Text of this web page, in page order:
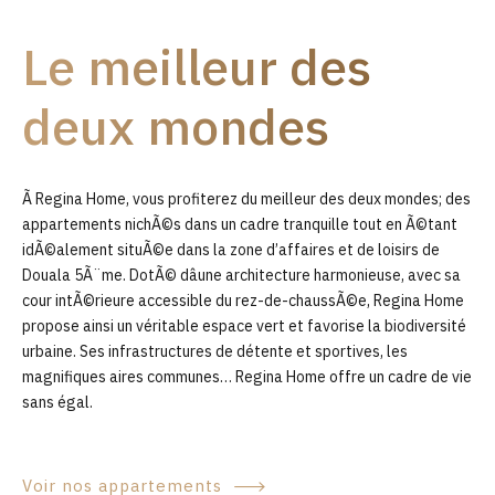
0
Le meilleur des
deux mondes
Ã Regina Home, vous profiterez du meilleur des deux mondes; des
appartements nichÃ©s dans un cadre tranquille tout en Ã©tant
idÃ©alement situÃ©e dans la zone d’affaires et de loisirs de
Douala 5Ã¨me. DotÃ© dâune architecture harmonieuse, avec sa
cour intÃ©rieure accessible du rez-de-chaussÃ©e, Regina Home
propose ainsi un véritable espace vert et favorise la biodiversité
urbaine. Ses infrastructures de détente et sportives, les
magnifiques aires communes… Regina Home offre un cadre de vie
sans égal.
Voir nos appartements